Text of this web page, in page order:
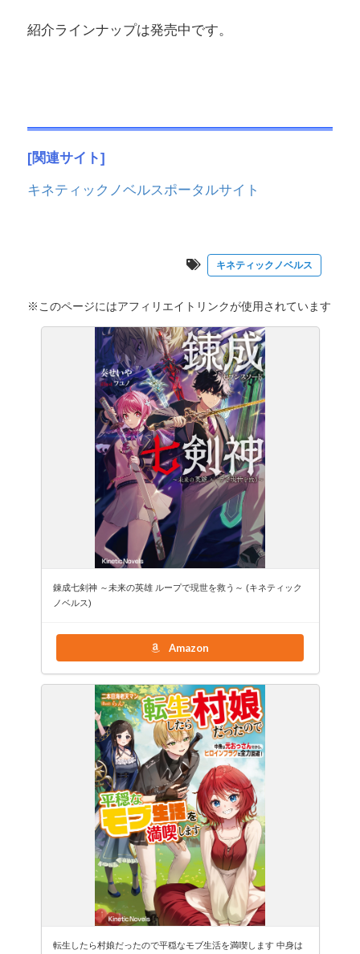
紹介ラインナップは発売中です。
[関連サイト]
キネティックノベルスポータルサイト
キネティックノベルス
※このページにはアフィリエイトリンクが使用されています
錬成七剣神 ～未来の英雄 ループで現世を救う～ (キネティック
ノベルス)
Amazon
転生したら村娘だったので平穏なモブ生活を満喫します 中身は